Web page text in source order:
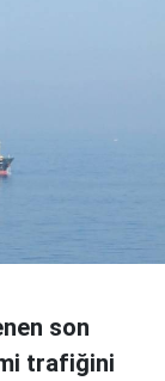
son
trafiğini